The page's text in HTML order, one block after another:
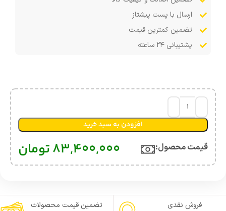
ارسال با پست پیشتاز
تضمین کمترین قیمت
پشتیبانی ۲۴ ساعته
افزودن به سبد خرید
قیمت محصول:​ 83,400,000تومان
فروش نقدی تضمین قیمت محصولات